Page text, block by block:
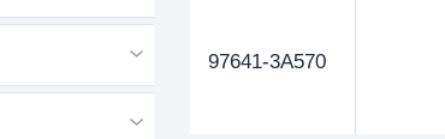
97641-3A570